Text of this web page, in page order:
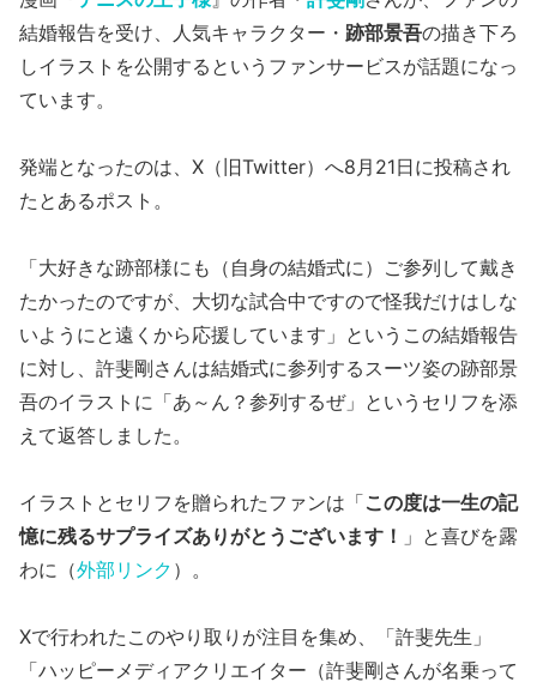
結婚報告を受け、人気キャラクター・ 跡部景吾の描き下ろ
しイラストを公開するというファンサービスが話題になっ
ています。
発端となったのは、X（旧Twitter）へ8月21日に投稿され
たとあるポスト。
「大好きな跡部様にも（自身の結婚式に）ご参列して戴き
たかったのですが、大切な試合中ですので怪我だけはしな
いようにと遠くから応援しています」というこの結婚報告
に対し、許斐剛さんは結婚式に参列するスーツ姿の跡部景
吾のイラストに「あ～ん？参列するぜ」というセリフを添
えて返答しました。
イラストとセリフを贈られたファンは「この度は一生の記
憶に残るサプライズありがとうございます！ 」と喜びを露
わに（外部リンク ）。
Xで行われたこのやり取りが注目を集め、「許斐先生」
「ハッピーメディアクリエイター（許斐剛さんが名乗って